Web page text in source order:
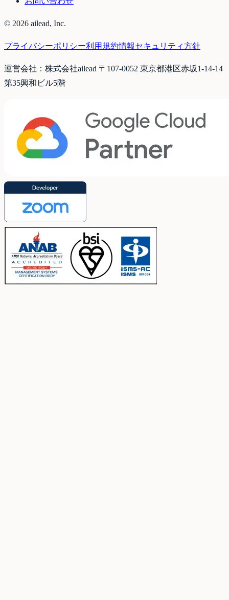
© 2026 ailead, Inc.
プライバシーポリシー利用規約情報セキュリティ方針
運営会社：株式会社ailead 〒107-0052 東京都港区赤坂1-14-14
第35興和ビル5階